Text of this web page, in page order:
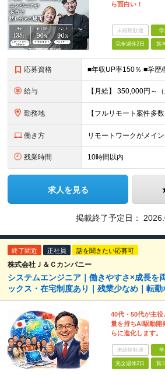
ら面白い！
未経験歓迎 学
完全週休2日 賞
応募資格
給与
勤務地
働き方 リモートワークがメイン
残業時間 10時間以内
求人を見る
掲載終了予定日：
終了間近 正社員 話を聞きたい応募可
株式会社Ｊ＆Ｃカンパニー
システムエンジニア｜働きやすさ×成長を
ックス・在宅制度あり｜残業少なめ｜転勤
40代・50代が主
量を持ちAI駆動開
らに進化します。
未経験歓迎 学
完全週休2日 賞